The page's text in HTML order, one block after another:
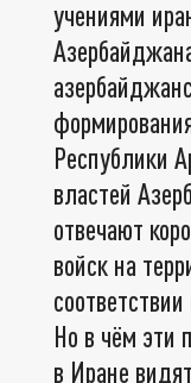
учениями
Республики
властей
отвечают
войск на
Но в чём эти
в Иране